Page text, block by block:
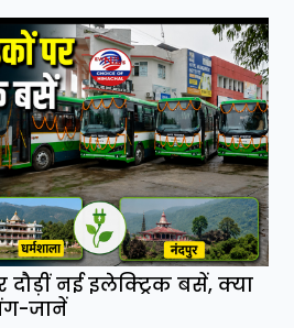
नई इलेक्ट्रिक बसें, क्या
जानें